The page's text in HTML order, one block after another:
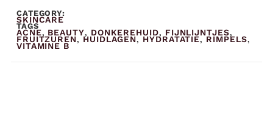
CATEGORY:
SKINCARE
TAGS
ACNE, BEAUTY, DONKEREHUID, FIJNLIJNTJES,
FRUITZUREN, HUIDLAGEN, HYDRATATIE, RIMPELS,
VITAMINE B